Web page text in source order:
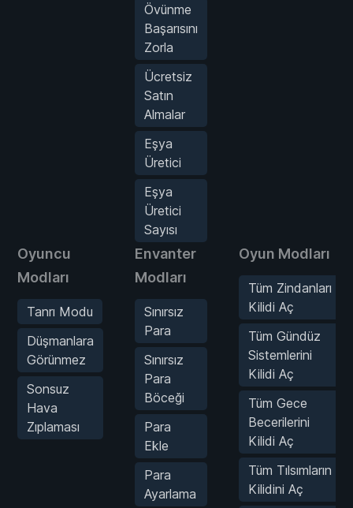
Övünme
Başarısını
Zorla
Ücretsiz
Satın
Almalar
Eşya
Üretici
Eşya
Üretici
Sayısı
Oyuncu
Modları
Tanrı Modu
Düşmanlara
Görünmez
Sonsuz
Hava
Zıplaması
Envanter
Modları
Sınırsız
Para
Sınırsız
Para
Böceği
Para
Ekle
Para
Ayarlama
Oyun Modları
Tüm Zindanları
Kilidi Aç
Tüm Gündüz
Sistemlerini
Kilidi Aç
Tüm Gece
Becerilerini
Kilidi Aç
Tüm Tılsımların
Kilidini Aç